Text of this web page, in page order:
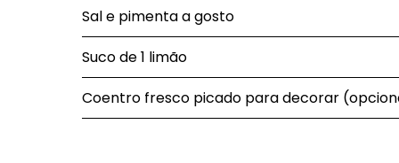
Sal e pimenta a gosto
Suco de 1 limão
Coentro fresco picado para decorar